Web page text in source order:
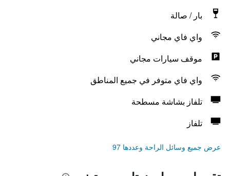
بار / صالة
واي فاي مجاني
موقف سيارات مجاني
واي فاي متوفر في جميع المناطق
تلفاز بشاشة مسطحة
تلفاز
عرض جميع وسائل الراحة وعددها 97